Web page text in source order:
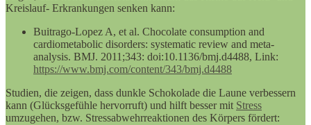
Kreislauf- Erkrankungen senken kann:
Buitrago-Lopez A, et al. Chocolate consumption and
cardiometabolic disorders: systematic review and meta-
analysis. BMJ. 2011;343: doi:10.1136/bmj.d4488, Link:
https://www.bmj.com/content/343/bmj.d4488
Studien, die zeigen, dass dunkle Schokolade die Laune verbessern
kann (Glücksgefühle hervorruft) und hilft besser mit Stress
umzugehen, bzw. Stressabwehrreaktionen des Körpers fördert: